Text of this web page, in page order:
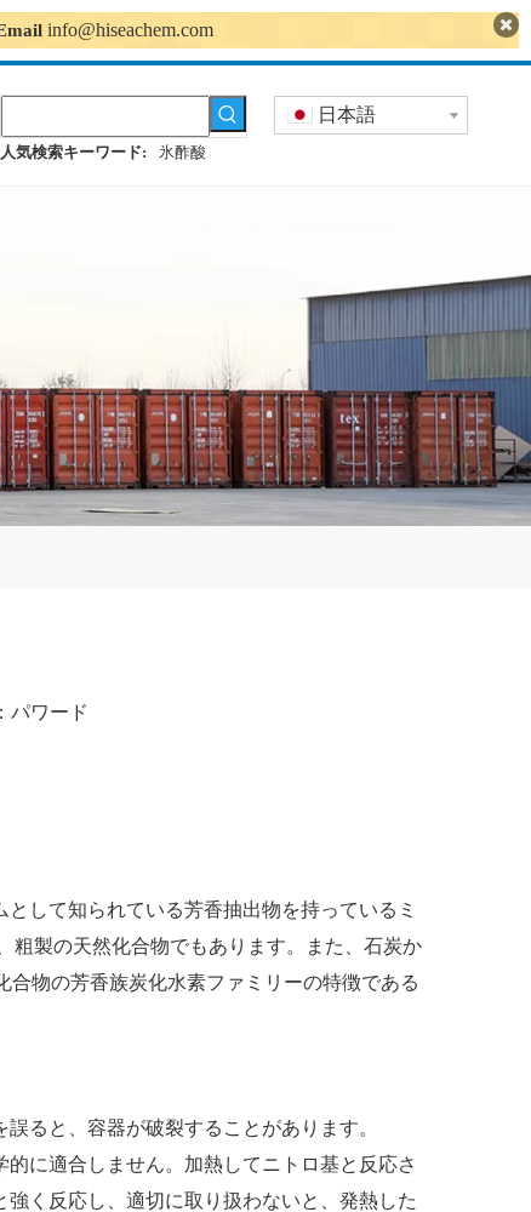
info@hiseachem.com
人気検索キーワード: 氷酢酸
日本語
パワード
して知られている芳香抽出物を持っているミ
粗製の天然化合物でもあります。また、石炭か
物の芳香族炭化水素ファミリーの特徴である
ると、容器が破裂することがあります。
に適合しません。加熱してニトロ基と反応さ
く反応し、適切に取り扱わないと、発熱した